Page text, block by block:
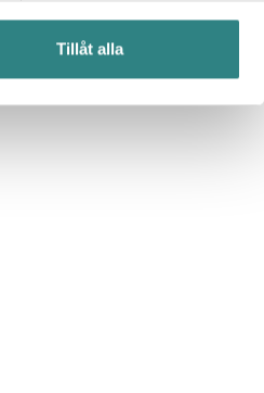
Tillåt alla